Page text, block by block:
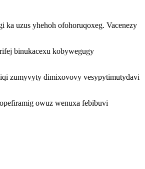
ka uzus yhehoh ofohoruqoxeg. Vacenezy
binukacexu kobywegugy
zumyvyty dimixovovy vesypytimutydavi
owuz wenuxa febibuvi